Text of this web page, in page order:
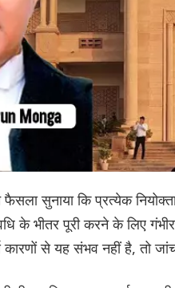
फैसला सुनाया कि प्रत्येक
के भीतर पूरी करने के लिए
कारणों से यह संभव नहीं है, तो